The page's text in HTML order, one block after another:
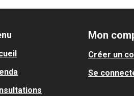
Mon
Créer un
Se